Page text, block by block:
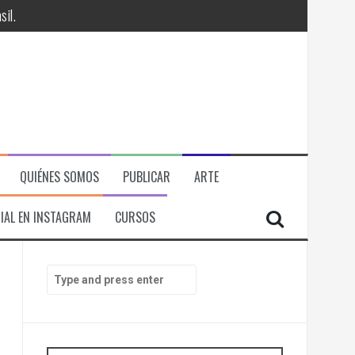
ECONOMICA Y POLITICA
QUIÉNES SOMOS PUBLICAR ARTE
EN INSTAGRAM CURSOS
h